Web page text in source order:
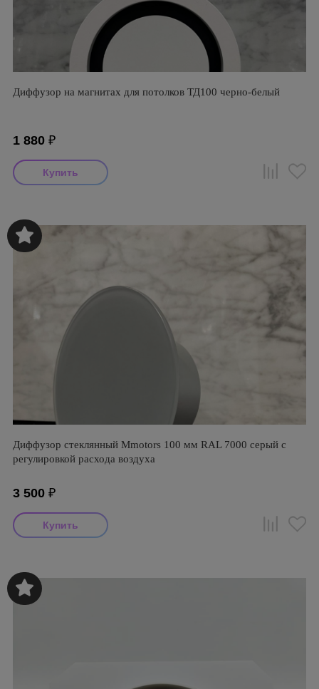
Диффузор на магнитах для потолков ТД100 черно-белый
1 880 ₽
Диффузор стеклянный Mmotors 100 мм RAL 7000 серый с
регулировкой расхода воздуха
3 500 ₽